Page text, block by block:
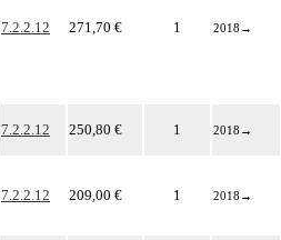
7.2.2.12 271,70 € 1 2018 →
7.2.2.12 250,80 € 1 2018 →
7.2.2.12 209,00 € 1 2018 →